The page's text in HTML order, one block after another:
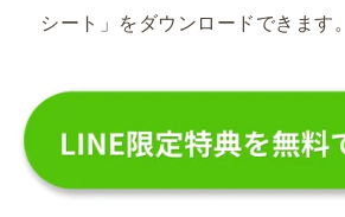
シート」をダウンロードできます。